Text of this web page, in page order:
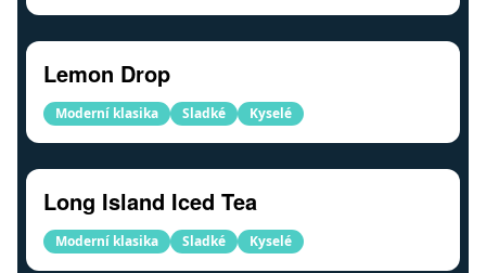
Lemon Drop
Moderní klasika Sladké Kyselé
Long Island Iced Tea
Moderní klasika Sladké Kyselé